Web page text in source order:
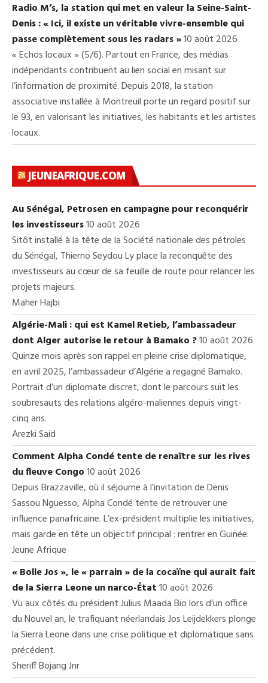
Radio M’s, la station qui met en valeur la Seine-Saint-
Denis : « Ici, il existe un véritable vivre-ensemble qui
passe complètement sous les radars »10 août 2026
« Echos locaux » (5/6). Partout en France, des médias
indépendants contribuent au lien social en misant sur
l’information de proximité. Depuis 2018, la station
associative installée à Montreuil porte un regard positif sur
le 93, en valorisant les initiatives, les habitants et les artistes
locaux.
JEUNEAFRIQUE.COM
Au Sénégal, Petrosen en campagne pour reconquérir
les investisseurs10 août 2026
Sitôt installé à la tête de la Société nationale des pétroles
du Sénégal, Thierno Seydou Ly place la reconquête des
investisseurs au cœur de sa feuille de route pour relancer les
projets majeurs.
Maher Hajbi
Algérie-Mali : qui est Kamel Retieb, l’ambassadeur
dont Alger autorise le retour à Bamako ?10 août 2026
Quinze mois après son rappel en pleine crise diplomatique,
en avril 2025, l’ambassadeur d’Algérie a regagné Bamako.
Portrait d’un diplomate discret, dont le parcours suit les
soubresauts des relations algéro-maliennes depuis vingt-
cinq ans.
Arezki Said
Comment Alpha Condé tente de renaître sur les rives
du fleuve Congo10 août 2026
Depuis Brazzaville, où il séjourne à l’invitation de Denis
Sassou Nguesso, Alpha Condé tente de retrouver une
influence panafricaine. L’ex-président multiplie les initiatives,
mais garde en tête un objectif principal : rentrer en Guinée.
Jeune Afrique
« Bolle Jos », le « parrain » de la cocaïne qui aurait fait
de la Sierra Leone un narco-État10 août 2026
Vu aux côtés du président Julius Maada Bio lors d’un office
du Nouvel an, le trafiquant néerlandais Jos Leijdekkers plonge
la Sierra Leone dans une crise politique et diplomatique sans
précédent.
Sheriff Bojang Jnr